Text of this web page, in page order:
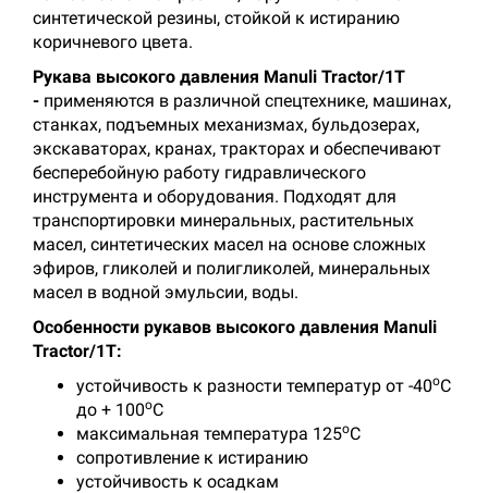
синтетической резины, стойкой к истиранию
коричневого цвета.
Рукава высокого давления Manuli Tractor/1T
- применяются в различной спецтехнике, машинах,
станках, подъемных механизмах, бульдозерах,
экскаваторах, кранах, тракторах и обеспечивают
бесперебойную работу гидравлического
инструмента и оборудования. Подходят для
транспортировки минеральных, растительных
масел, синтетических масел на основе сложных
эфиров, гликолей и полигликолей, минеральных
масел в водной эмульсии, воды.
Особенности рукавов высокого давления Manuli
Tractor/1T:
устойчивость к разности температур от -40оС
до + 100оС
максимальная температура 125оС
сопротивление к истиранию
устойчивость к осадкам